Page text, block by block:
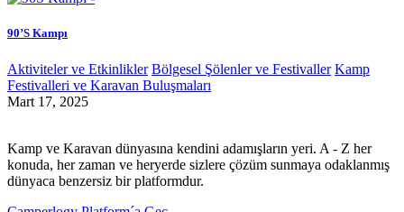
90’S Kampı
Aktiviteler ve Etkinlikler Bölgesel Şölenler ve Festivaller Kamp
Festivalleri ve Karavan Buluşmaları
Mart 17, 2025
Kamp ve Karavan dünyasına kendini adamışların yeri. A - Z her
konuda, her zaman ve heryerde sizlere çözüm sunmaya odaklanmış
dünyaca benzersiz bir platformdur.